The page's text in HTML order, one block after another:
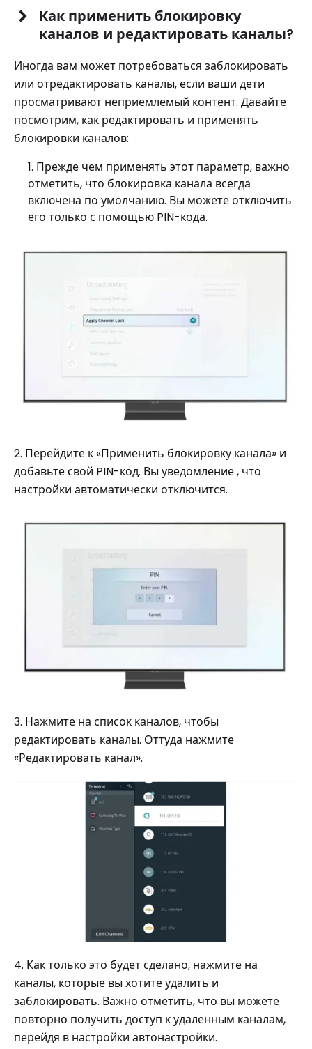
Как применить блокировку
каналов и редактировать каналы?
Иногда вам может потребоваться заблокировать
или отредактировать каналы, если ваши дети
просматривают неприемлемый контент. Давайте
посмотрим, как редактировать и применять
блокировки каналов:
Прежде чем применять этот параметр, важно
отметить, что блокировка канала всегда
включена по умолчанию. Вы можете отключить
его только с помощью PIN-кода.
2. Перейдите к «Применить блокировку канала» и
добавьте свой PIN-код. Вы уведомление , что
настройки автоматически отключится.
3. Нажмите на список каналов, чтобы
редактировать каналы. Оттуда нажмите
«Редактировать канал».
4. Как только это будет сделано, нажмите на
каналы, которые вы хотите удалить и
заблокировать. Важно отметить, что вы можете
повторно получить доступ к удаленным каналам,
перейдя в настройки автонастройки.